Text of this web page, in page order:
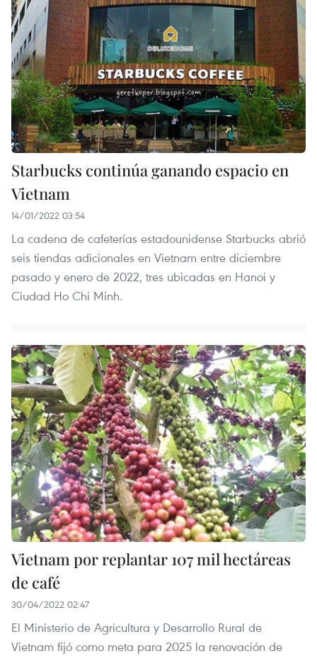
Starbucks continúa ganando espacio en
Vietnam
14/01/2022 03:54
La cadena de cafeterías estadounidense Starbucks abrió
seis tiendas adicionales en Vietnam entre diciembre
pasado y enero de 2022, tres ubicadas en Hanoi y
Ciudad Ho Chi Minh.
Vietnam por replantar 107 mil hectáreas
de café
30/04/2022 02:47
El Ministerio de Agricultura y Desarrollo Rural de
Vietnam fijó como meta para 2025 la renovación de